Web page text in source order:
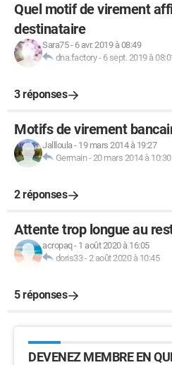
Quel motif de virement
destinataire
Sara75- 6 avr. 2019 à 08:49
dna.factory- 6 sept. 2019 à
3 réponses
Motifs de virement
Jallloula- 19 mars 2014 à 19:27
Germain-20 mars 2014 à 10:30
2 réponses
Attente trop longue au
acropaq- 1 août 2020 à 16:05
doris33-2 août 2020 à 10:45
5 réponses
DEVENEZ MEMBRE EN